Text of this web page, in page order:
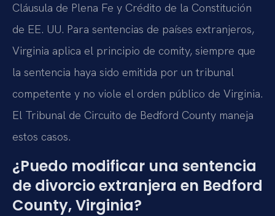
Cláusula de Plena Fe y Crédito de la Constitución
de EE. UU. Para sentencias de países extranjeros,
Virginia aplica el principio de comity, siempre que
la sentencia haya sido emitida por un tribunal
competente y no viole el orden público de Virginia.
El Tribunal de Circuito de Bedford County maneja
estos casos.
¿Puedo modificar una sentencia
de divorcio extranjera en Bedford
County, Virginia?